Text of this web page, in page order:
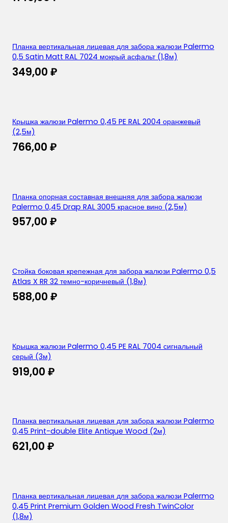
Планка вертикальная лицевая для забора жалюзи Palermo
0,5 Satin Matt RAL 7024 мокрый асфальт (1,8м)
349,00 ₽
Крышка жалюзи Palermo 0,45 PE RAL 2004 оранжевый
(2,5м)
766,00 ₽
Планка опорная составная внешняя для забора жалюзи
Palermo 0,45 Drap RAL 3005 красное вино (2,5м)
957,00 ₽
Стойка боковая крепежная для забора жалюзи Palermo 0,5
Atlas X RR 32 темно-коричневый (1,8м)
588,00 ₽
Крышка жалюзи Palermo 0,45 PE RAL 7004 сигнальный
серый (3м)
919,00 ₽
Планка вертикальная лицевая для забора жалюзи Palermo
0,45 Print-double Elite Antique Wood (2м)
621,00 ₽
Планка вертикальная лицевая для забора жалюзи Palermo
0,45 Print Premium Golden Wood Fresh TwinColor
(1,8м)